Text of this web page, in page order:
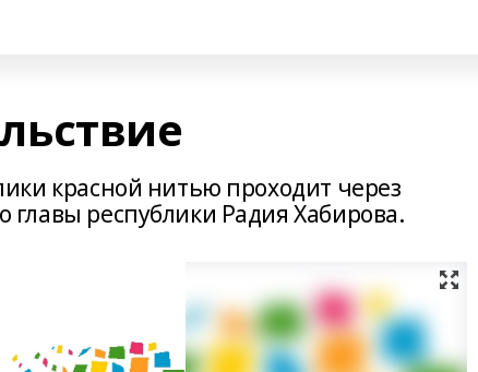
красной нитью проходит через
республики Радия Хабирова.